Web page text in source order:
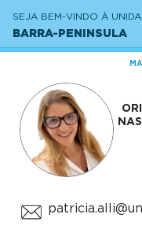
SEJA BEM-VINDO À
BARRA-PENINSULA